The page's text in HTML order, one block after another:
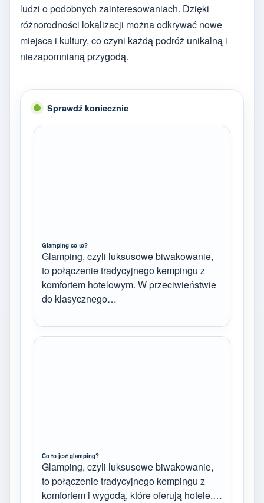
ludzi o podobnych zainteresowaniach. Dzięki
różnorodności lokalizacji można odkrywać nowe
miejsca i kultury, co czyni każdą podróż unikalną i
niezapomnianą przygodą.
Sprawdź koniecznie
Glamping co to?
Glamping, czyli luksusowe biwakowanie,
to połączenie tradycyjnego kempingu z
komfortem hotelowym. W przeciwieństwie
do klasycznego…
Co to jest glamping?
Glamping, czyli luksusowe biwakowanie,
to połączenie tradycyjnego kempingu z
komfortem i wygodą, które oferują hotele.…